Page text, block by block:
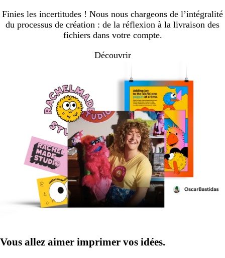
Finies les incertitudes ! Nous nous chargeons de l’intégralité
du processus de création : de la réflexion à la livraison des
fichiers dans votre compte.
Découvrir
Vous allez aimer imprimer vos idées.